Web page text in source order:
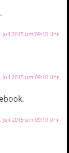
Juli 2015 um 09:10 Uhr
Juli 2015 um 09:10 Uhr
Juli 2015 um 09:10 Uhr